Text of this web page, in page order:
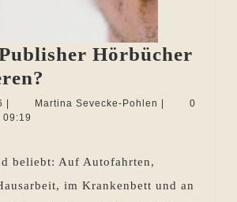
Hörbücher
Self-
produzieren?
5.
Juni
Martina Sevecke-Pohlen Martina
0
09:19
beliebt: Auf Autofahrten,
im Krankenbett und an